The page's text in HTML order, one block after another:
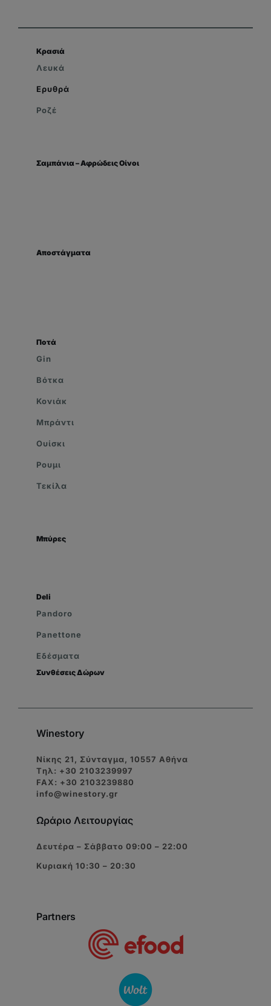
Κρασιά
Λευκά
Ερυθρά
Ροζέ
Σαμπάνια – Αφρώδεις Οίνοι
Αποστάγματα
Ποτά
Gin
Βότκα
Κονιάκ
Μπράντι
Ουίσκι
Ρουμι
Τεκίλα
Μπύρες
Deli
Pandoro
Panettone
Εδέσματα
Συνθέσεις Δώρων
Winestory
Νίκης 21, Σύνταγμα, 10557 Αθήνα
Tηλ: +30 2103239997
FAX: +30 2103239880
info@winestory.gr
Ωράριο Λειτουργίας
Δευτέρα – Σάββατο 09:00 – 22:00
Κυριακή 10:30 – 20:30
Partners